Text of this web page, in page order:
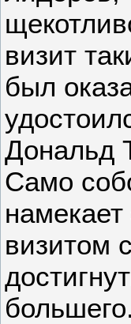
визит
был
Дональд
Само
визитом
большего.